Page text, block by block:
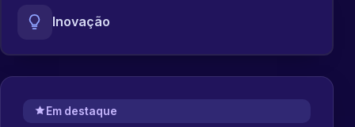
Inovação
Em destaque